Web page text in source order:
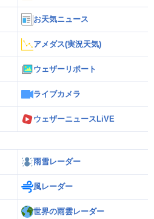
お天気ニュース
アメダス(実況天気)
ウェザーリポート
ライブカメラ
ウェザーニュースLiVE
雨雪レーダー
風レーダー
世界の雨雲レーダー